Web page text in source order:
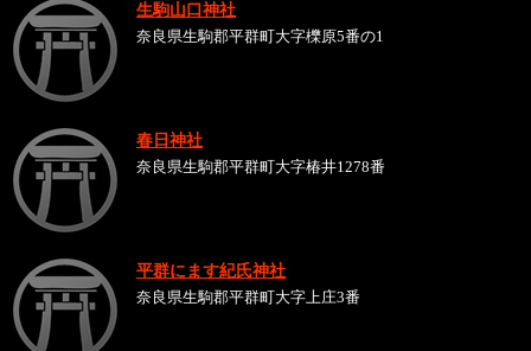
生駒山口神社
奈良県生駒郡平群町大字櫟原5番の1
春日神社
奈良県生駒郡平群町大字椿井1278番
平群にます紀氏神社
奈良県生駒郡平群町大字上庄3番